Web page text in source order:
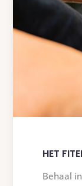
HET
Behaal